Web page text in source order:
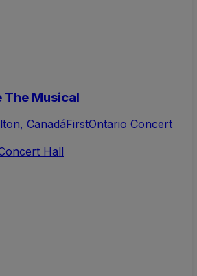
The Musical
CanadáFirstOntario Concert
Hall